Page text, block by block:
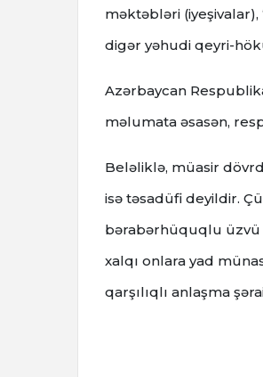
məktəbləri (iyeşivalar),
digər yəhudi qeyri-
Azərbaycan
məlumata əsasən,
Beləliklə, müasir
isə təsadüfi deyildir.
bərabərhüquqlu üzvü
xalqı onlara yad
qarşılıqlı anlaşma